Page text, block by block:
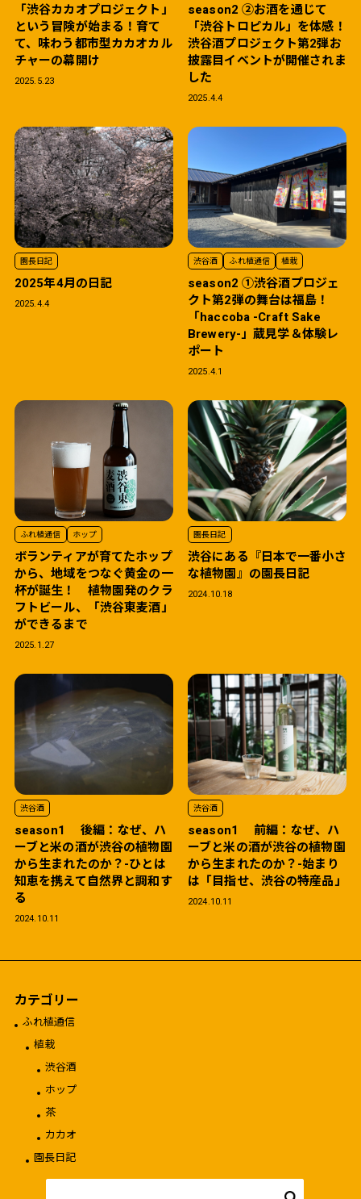
「渋谷カカオプロジェクト」
という冒険が始まる！育て
て、味わう都市型カカオカル
チャーの幕開け
2025.5.23
season2 ②お酒を通じて
「渋谷トロピカル」を体感！
渋谷酒プロジェクト第2弾お
披露目イベントが開催されま
した
2025.4.4
園長日記
2025年4月の日記
2025.4.4
渋谷酒 ふれ植通信 植栽
season2 ①渋谷酒プロジェ
クト第2弾の舞台は福島！
「haccoba -Craft Sake
Brewery-」蔵見学＆体験レ
ポート
2025.4.1
ふれ植通信 ホップ
ボランティアが育てたホップ
から、地域をつなぐ黄金の一
杯が誕生！ 植物園発のクラ
フトビール、「渋谷東麦酒」
ができるまで
2025.1.27
園長日記
渋谷にある『日本で一番小さ
な植物園』の園長日記
2024.10.18
渋谷酒
season1 後編：なぜ、ハ
ーブと米の酒が渋谷の植物園
から生まれたのか？-ひとは
知恵を携えて自然界と調和す
る
2024.10.11
渋谷酒
season1 前編：なぜ、ハ
ーブと米の酒が渋谷の植物園
から生まれたのか？-始まり
は「目指せ、渋谷の特産品」
2024.10.11
カテゴリー
ふれ植通信
植栽
渋谷酒
ホップ
茶
カカオ
園長日記